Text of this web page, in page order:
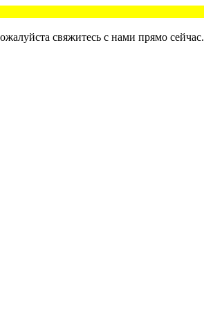
свяжитесь с нами прямо сейчас.